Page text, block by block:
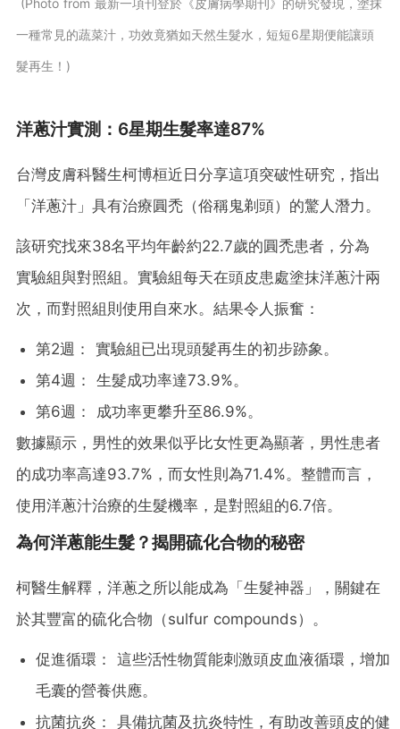
Photo from 最新一項刊登於《皮膚病學期刊》的研究發現，塗抹
一種常見的蔬菜汁，功效竟猶如天然生髮水，短短6星期便能讓頭
髮再生！
洋蔥汁實測：6星期生髮率達87%
台灣皮膚科醫生柯博桓近日分享這項突破性研究，指出
「洋蔥汁」具有治療圓禿（俗稱鬼剃頭）的驚人潛力。
該研究找來38名平均年齡約22.7歲的圓禿患者，分為
實驗組與對照組。實驗組每天在頭皮患處塗抹洋蔥汁兩
次，而對照組則使用自來水。結果令人振奮：
第2週： 實驗組已出現頭髮再生的初步跡象。
第4週： 生髮成功率達73.9%。
第6週： 成功率更攀升至86.9%。
數據顯示，男性的效果似乎比女性更為顯著，男性患者
的成功率高達93.7%，而女性則為71.4%。整體而言，
使用洋蔥汁治療的生髮機率，是對照組的6.7倍。
為何洋蔥能生髮？揭開硫化合物的秘密
柯醫生解釋，洋蔥之所以能成為「生髮神器」，關鍵在
於其豐富的硫化合物（sulfur compounds）。
促進循環： 這些活性物質能刺激頭皮血液循環，增加
毛囊的營養供應。
抗菌抗炎： 具備抗菌及抗炎特性，有助改善頭皮的健